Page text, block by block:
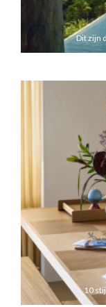
Dit zijn
10